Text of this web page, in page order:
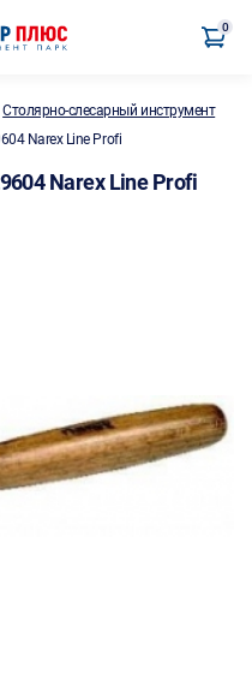
0
Столярно-слесарный инструмент
Narex Line Profi
Narex Line Profi